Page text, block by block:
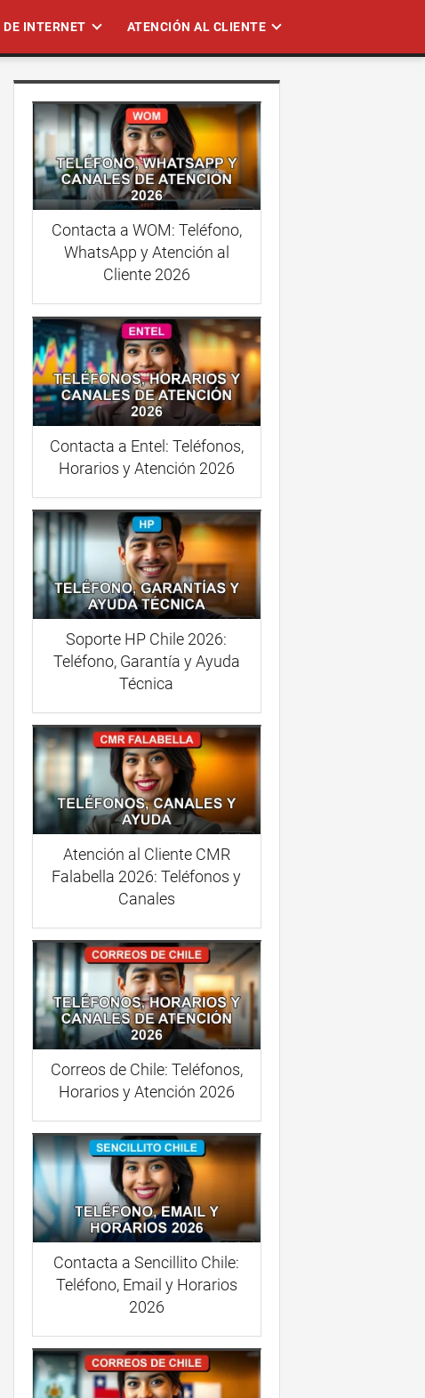
INTERNET ATENCIÓN AL CLIENTE
Contacta a WOM: Teléfono,
WhatsApp y Atención al
Cliente 2026
Contacta a Entel: Teléfonos,
Horarios y Atención 2026
Soporte HP Chile 2026:
Teléfono, Garantía y Ayuda
Técnica
Atención al Cliente CMR
Falabella 2026: Teléfonos y
Canales
Correos de Chile: Teléfonos,
Horarios y Atención 2026
Contacta a Sencillito Chile:
Teléfono, Email y Horarios
2026